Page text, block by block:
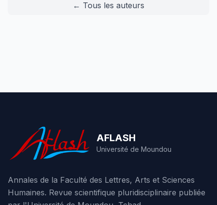
← Tous les auteurs
AFLASH
Université de Moundou
Annales de la Faculté des Lettres, Arts et Sciences
Humaines. Revue scientifique pluridisciplinaire publiée